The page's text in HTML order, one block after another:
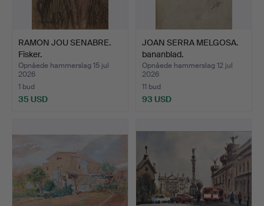
RAMON JOU SENABRE.
Fisker.
Opnåede hammerslag 15 jul
2026
1 bud
35 USD
JOAN SERRA MELGOSA.
bananblad.
Opnåede hammerslag 12 jul
2026
11 bud
93 USD